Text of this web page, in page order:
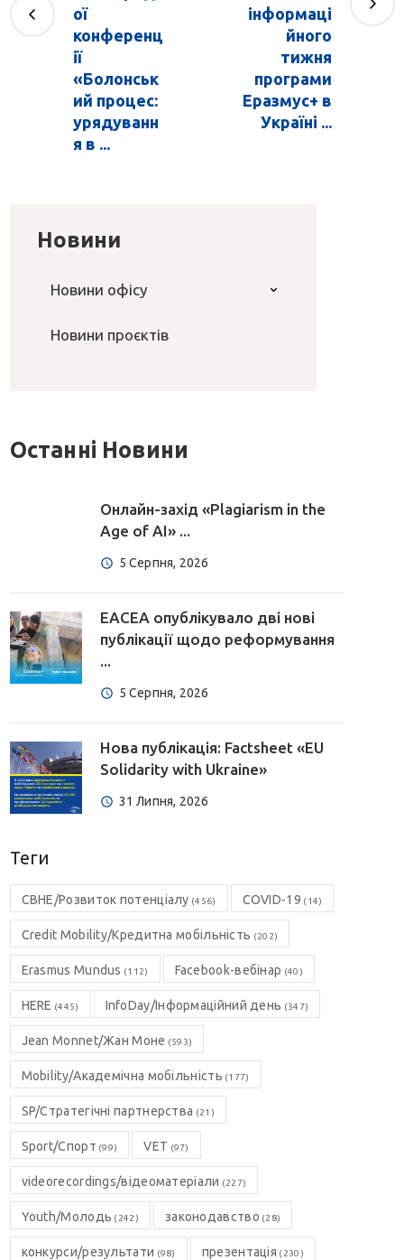
ої
конференц
ії
«Болонськ
ий процес:
урядуванн
я в ...
інформаці
йного
тижня
програми
Еразмус+ в
Україні ...
Новини
Новини офісу
Новини проєктів
Останні Новини
Онлайн-захід «Plagiarism in the
Age of AI» ...
5 Серпня, 2026
EACEA опублікувало дві нові
публікації щодо реформування
...
5 Серпня, 2026
Нова публікація: Factsheet «EU
Solidarity with Ukraine»
31 Липня, 2026
Теги
CBHE/Розвиток потенціалу (456) COVID-19 (14)
Credit Mobility/Кредитна мобільність (202)
Erasmus Mundus (112) Facebook-вебінар (40)
HERE (445) InfoDay/Інформаційний день (347)
Jean Monnet/Жан Моне (593)
Mobility/Академічна мобільність (177)
SP/Стратегічні партнерства (21)
Sport/Спорт (99) VET (97)
videorecordings/відеоматеріали (227)
Youth/Молодь (242) законодавство (28)
конкурси/результати (98) презентація (230)